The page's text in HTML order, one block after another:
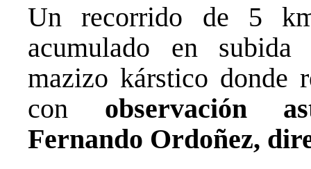
Un recorrido de 5
acumulado en
mazizo kárstico donde
con observación
Fernando Ordoñez,